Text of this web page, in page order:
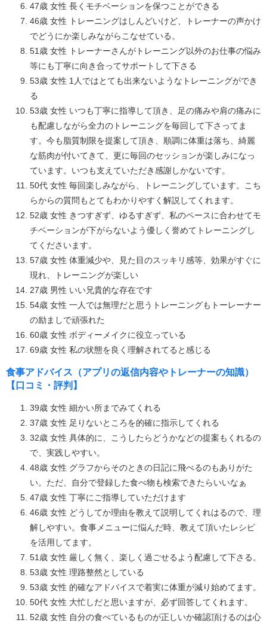
47歳 女性 長くモチベーションを保つことができる
46歳 女性 トレーニングはしんどいけど、トレーナーの声かけ
でどうにか楽しみながらこなせている。
51歳 女性 トレーナーさんがトレーニング以外のお仕事の悩み
等にも丁寧に向き合ってサポートして下さる
53歳 女性 1人ではとても出来ないようなトレーニングができ
る
53歳 女性 いつも丁寧に指導して頂き、足の痛みや肩の痛みに
も配慮しながら全力のトレーニングを毎回して下さってま
す。今も脂質制限を提案して頂き、順調に体重は落ち、綺麗
な筋肉が付いてきて、更に毎回のセッションが楽しみになっ
ています。いつも支えていただき感謝しかないです。
50代 女性 毎回楽しみながら、トレーニングしています。こち
らからの質問もとてもわかりやすく解説してくれます。
52歳 女性 きつすぎず、ゆるすぎず、私のペースに合わせてモ
チベーションが下がらないよう優しく誉めてトレーニングし
てくださいます。
57歳 女性 体重減少や、見た目のスッキリ感等、効果がすぐに
現れ、トレーニングが楽しい
27歳 男性 いい兄貴的な存在です
54歳 女性 一人では無理だと思うトレーニングもトーレーナー
の励ましで頑張れた
60歳 女性 ボディーメイクに役立っている
69歳 女性 私の状態を良く理解されてると感じる
食事アドバイス（アプリの返信内容やトレーナーの知識）
【口コミ・評判】
39歳 女性 細かい所までみてくれる
37歳 女性 足りないところを的確に指示してくれる
32歳 女性 具体的に、こうしたらどうかなどの提案もくれるの
で、実践しやすい。
48歳 女性 グラフからそのときの日記に飛べるのもありがた
い。ただ、自分で登録した食べ物も検索できたらいいなぁ
47歳 女性 丁寧にご指導していただけます
46歳 女性 どうしてか理由を教えて説明してくれはるので、理
解しやすい。食事メニューに悩んだ時、教えて頂いたレシピ
を活用してます。
51歳 女性 厳しく無く、楽しく過ごせるよう配慮して下さる。
53歳 女性 理路整然としている
53歳 女性 的確なアドバイスで着実に体重が減り始めてます。
50代 女性 大忙しだと思いますが、必ず回答してくれます。
52歳 女性 自分の食べているものが正しいか確認頂けるのは心